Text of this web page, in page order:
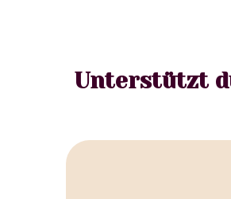
Unterstützt